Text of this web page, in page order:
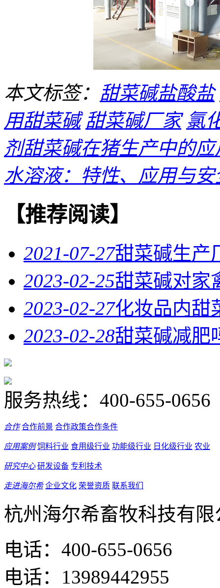
本文标签： 甜菜碱盐酸盐
用甜菜碱 甜菜碱厂家 氯
剂甜菜碱在猪生产中的
水溶液：特性、应用与
【推荐阅读】
2021-07-27甜菜碱生产
2023-02-25甜菜碱对家
2023-02-27化妆品内甜
2023-02-28甜菜碱减肥
服务热线： 400-655-0656
合作 合作前景 合作政策合作条件
应用案例 饲料行业 食用级行业 功能级行业 日化级行业 农业
研究中心 研发设备 专利技术
走进海尔希 企业文化 荣誉资质 联系我们
杭州海尔希畜牧科技有限
电话：400-655-0656
电话：13989442955